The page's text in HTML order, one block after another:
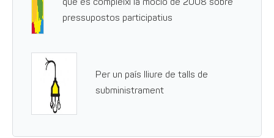
que es compleixi la moció de 2008 sobre
pressupostos participatius
Per un país lliure de talls de
subministrament